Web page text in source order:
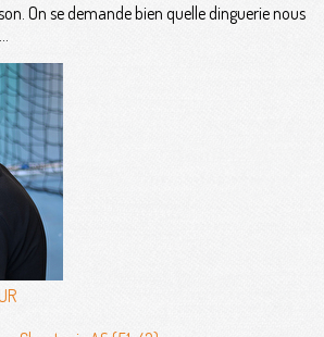
On se demande bien quelle dinguerie nous